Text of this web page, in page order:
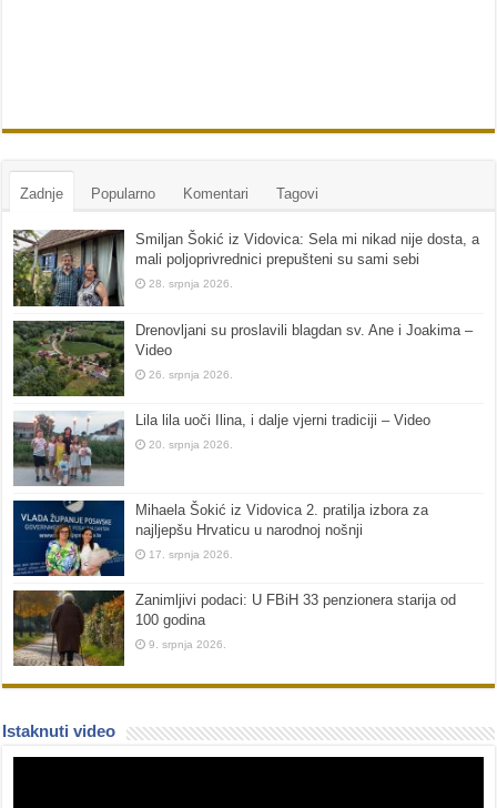
Zadnje Popularno Komentari Tagovi
Smiljan Šokić iz Vidovica: Sela mi nikad nije dosta, a
mali poljoprivrednici prepušteni su sami sebi
28. srpnja 2026.
Drenovljani su proslavili blagdan sv. Ane i Joakima –
Video
26. srpnja 2026.
Lila lila uoči Ilina, i dalje vjerni tradiciji – Video
20. srpnja 2026.
Mihaela Šokić iz Vidovica 2. pratilja izbora za
najljepšu Hrvaticu u narodnoj nošnji
17. srpnja 2026.
Zanimljivi podaci: U FBiH 33 penzionera starija od
100 godina
9. srpnja 2026.
Istaknuti video